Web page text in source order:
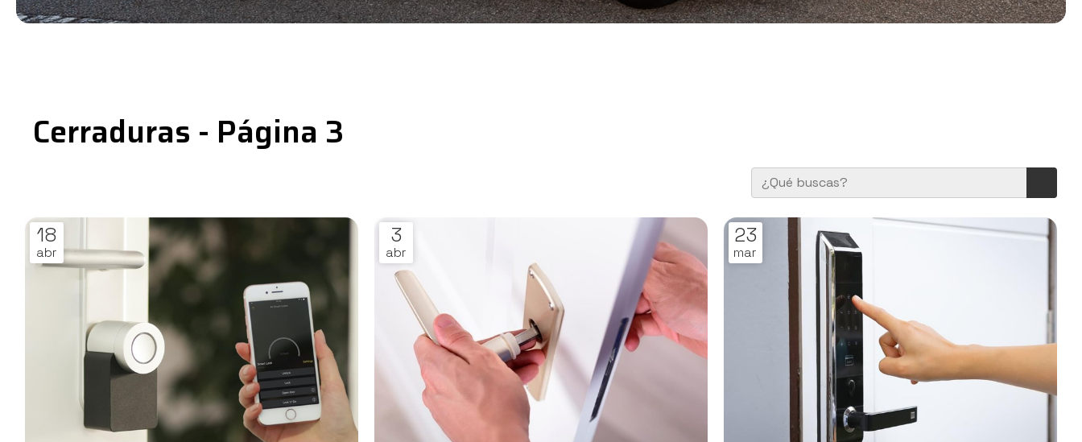
Cerraduras - Página 3
18
abr
3
abr
23
mar